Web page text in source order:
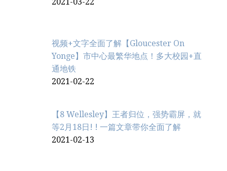
视频+文字全面了解【Gloucester On
Yonge】市中心最繁华地点！多大校园+直
通地铁
2021-02-22
【8 Wellesley】王者归位，强势霸屏，就
等2月18日! ! 一篇文章带你全面了解
2021-02-13